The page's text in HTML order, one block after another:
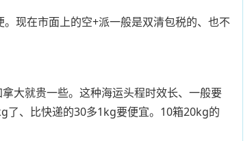
现在市面上的空+派一般是双清包税的、也不
大就贵一些。这种海运头程时效长、一般要
了、比快递的30多1kg要便宜。10箱20kg的